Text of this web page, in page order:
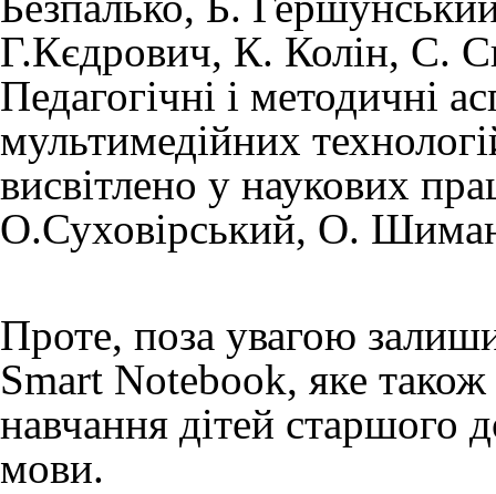
Г.Кєдрович, К. Колін, С.
Педагогічні і методичні
мультимедійних
висвітлено у наукових
О.Суховірський, О.
Проте, поза увагою
Smart Notebook, яке
навчання дітей старшого
мови.